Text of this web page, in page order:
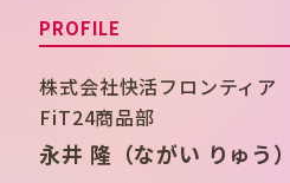
PROFILE
株式会社快活フロンティア
FiT24商品部
永井 隆 （ながい りゅう）